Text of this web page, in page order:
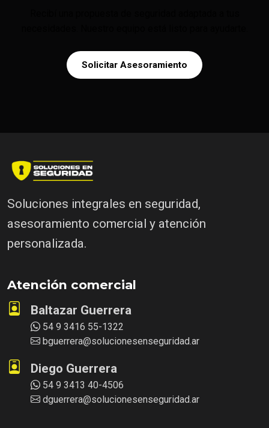
Solicitar Asesoramiento
Soluciones integrales en seguridad,
asesoramiento comercial y atención
personalizada.
Atención comercial
Baltazar Guerrera
54 9 3416 55-1322
bguerrera@solucionesenseguridad.ar
Diego Guerrera
54 9 3413 40-4506
dguerrera@solucionesenseguridad.ar